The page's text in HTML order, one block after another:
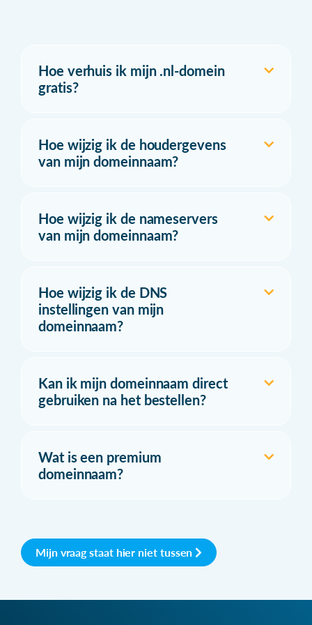
Hoe verhuis ik mijn .nl-domein
gratis?
Hoe wijzig ik de houdergevens
van mijn domeinnaam?
Hoe wijzig ik de nameservers
van mijn domeinnaam?
Hoe wijzig ik de DNS
instellingen van mijn
domeinnaam?
Kan ik mijn domeinnaam direct
gebruiken na het bestellen?
Wat is een premium
domeinnaam?
Mijn vraag staat hier niet tussen